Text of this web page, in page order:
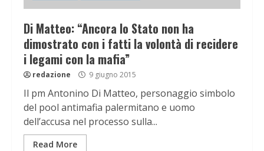
Di Matteo: “Ancora lo Stato non ha
dimostrato con i fatti la volontà di recidere
i legami con la mafia”
redazione 9 giugno 2015
Il pm Antonino Di Matteo, personaggio simbolo
del pool antimafia palermitano e uomo
dell’accusa nel processo sulla...
Read More